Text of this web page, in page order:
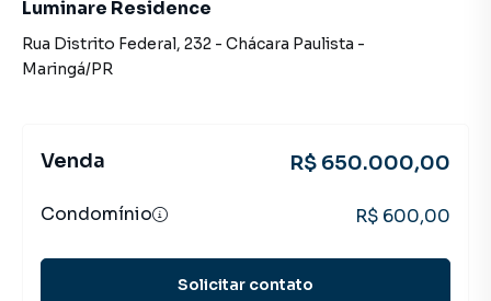
Luminare Residence
Rua Distrito Federal, 232 - Chácara Paulista -
Maringá/PR
Venda R$ 650.000,00
Condomínio R$ 600,00
Solicitar contato